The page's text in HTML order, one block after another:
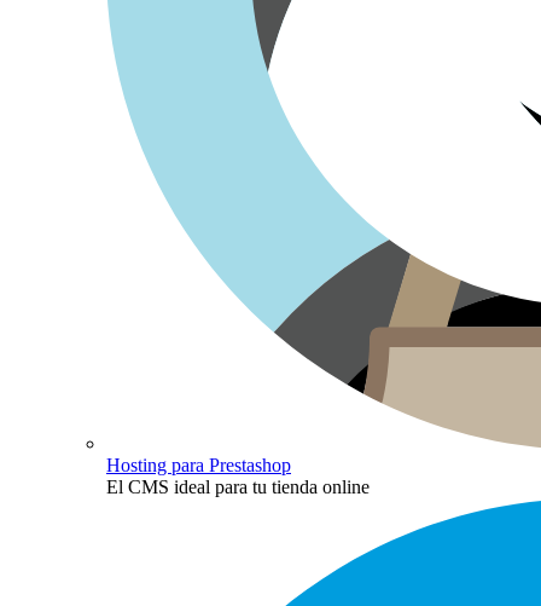
Hosting para Prestashop
El CMS ideal para tu tienda online